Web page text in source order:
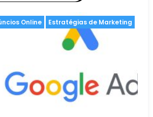
Estratégias de Marketing